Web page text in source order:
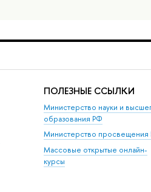
ПОЛЕЗНЫЕ ССЫЛКИ
Министерство науки и
образования РФ
Министерство просвещения
Массовые открытые онлайн-
курсы